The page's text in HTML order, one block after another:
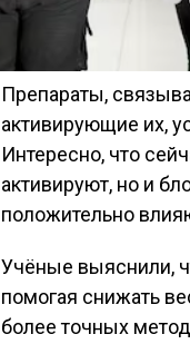
Препараты,
активирующие их,
Интересно, что
активируют, но и
положительно
Учёные выяснили,
помогая снижать
более точных